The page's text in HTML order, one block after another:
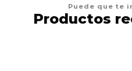
Puede que te
Productos